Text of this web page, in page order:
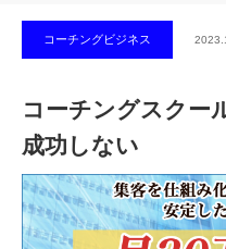
コーチングビジネス
コーチングスクー
成功しない